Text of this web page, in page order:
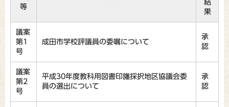
等
結
果
議案
第1
号
成田市学校評議員の委嘱について
承
認
議案
第2
号
平成30年度教科用図書印旛採択地区協議会委
員の選出について
承
認